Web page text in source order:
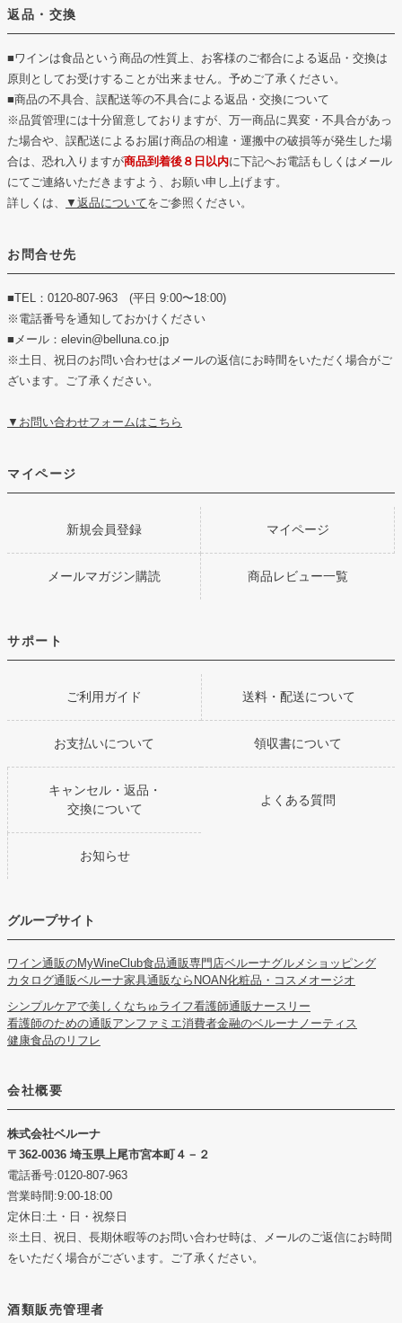
返品・交換
■ワインは食品という商品の性質上、お客様のご都合による返品・交換は
原則としてお受けすることが出来ません。予めご了承ください。
■商品の不具合、誤配送等の不具合による返品・交換について
※品質管理には十分留意しておりますが、万一商品に異変・不具合があっ
た場合や、誤配送によるお届け商品の相違・運搬中の破損等が発生した場
合は、恐れ入りますが商品到着後８日以内に下記へお電話もしくはメール
にてご連絡いただきますよう、お願い申し上げます。
詳しくは、
▼返品についてをご参照ください。
お問合せ先
■TEL：0120-807-963 (平日 9:00〜18:00)
※電話番号を通知しておかけください
■メール：elevin@belluna.co.jp
※土日、祝日のお問い合わせはメールの返信にお時間をいただく場合がご
ざいます。ご了承ください。
▼お問い合わせフォームはこちら
マイページ
新規会員登録 マイページ
メールマガジン購読 商品レビュー一覧
サポート
ご利用ガイド 送料・配送について
お支払いについて 領収書について
キャンセル・返品・
交換について
よくある質問
お知らせ
グループサイト
ワイン通販のMyWineClub食品通販専門店ベルーナグルメショッピング
カタログ通販ベルーナ家具通販ならNOAN化粧品・コスメオージオ
シンプルケアで美しくなちゅライフ看護師通販ナースリー
看護師のための通販アンファミエ消費者金融のベルーナノーティス
健康食品のリフレ
会社概要
株式会社ベルーナ
362-0036 埼玉県上尾市宮本町４－２
電話番号:0120-807-963
営業時間:9:00-18:00
定休日:土・日・祝祭日
※土日、祝日、長期休暇等のお問い合わせ時は、メールのご返信にお時間
をいただく場合がございます。ご了承ください。
酒類販売管理者